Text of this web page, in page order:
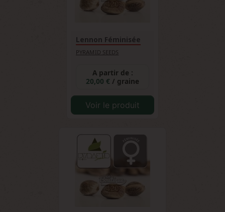
Lennon Féminisée
PYRAMID SEEDS
A partir de :
20,00 € / graine
Voir le produit